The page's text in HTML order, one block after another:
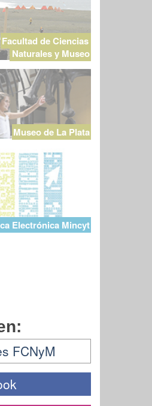
Facultad de Ciencias
Naturales y Museo
Museo de La Plata
Electrónica Mincyt
FCNyM